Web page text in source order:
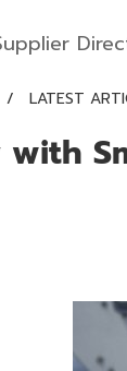
LATEST
with